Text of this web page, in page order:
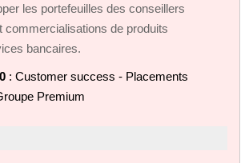
les portefeuilles des conseillers
commercialisations de produits
bancaires.
: Customer success - Placements
Premium